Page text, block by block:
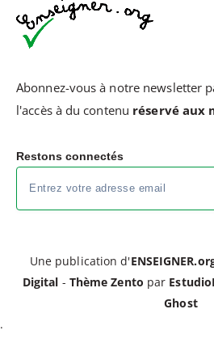
Abonnez-vous à notre newsletter
l'accès à du contenu réservé aux
Restons connectés
Une publication d'
Digital - Thème Zento par
Ghost
.